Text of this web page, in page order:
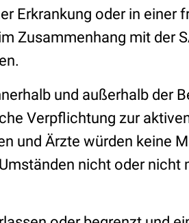
Erkrankung oder in einer
Zusammenhang mit der
und außerhalb der
Verpflichtung zur
und Ärzte würden keine
nicht oder nicht